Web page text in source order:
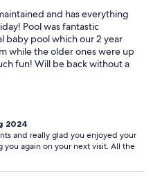
and has everything
Pool was fantastic
baby pool which our 2 year
while the older ones were up
fun! Will be back without a
2024
and really glad you enjoyed your
again on your next visit. All the